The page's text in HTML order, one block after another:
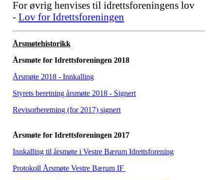
For øvrig henvises til idrettsforeningens lov
- Lov for Idrettsforeningen
Årsmøtehistorikk
Årsmøte for Idrettsforeningen 2018
Årsmøte 2018 - Innkalling
Styrets beretning årsmøte 2018 - Signert
Revisorberetning (for 2017) signert
Årsmøte for Idrettsforeningen 2017
Innkalling til årsmøte i Vestre Bærum Idrettsforening
Protokoll Årsmøte Vestre Bærum IF